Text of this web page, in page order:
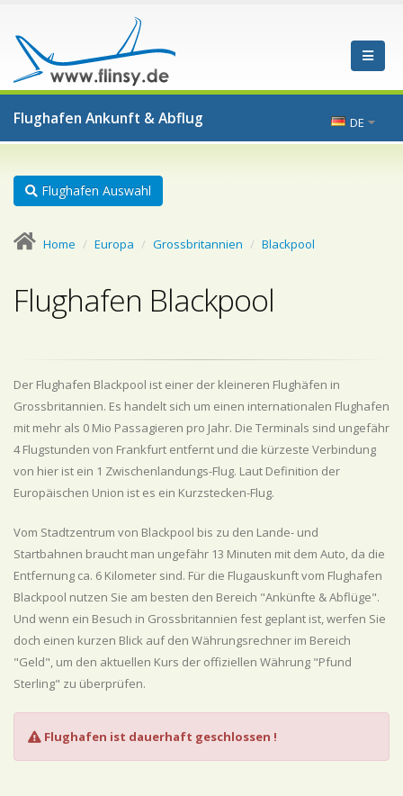
Flughafen Ankunft & Abflug DE
Flughafen Auswahl
Home Europa Grossbritannien Blackpool
Flughafen Blackpool
Der Flughafen Blackpool ist einer der kleineren Flughäfen in
Grossbritannien. Es handelt sich um einen internationalen Flughafen
mit mehr als 0 Mio Passagieren pro Jahr. Die Terminals sind ungefähr
4 Flugstunden von Frankfurt entfernt und die kürzeste Verbindung
von hier ist ein 1 Zwischenlandungs-Flug. Laut Definition der
Europäischen Union ist es ein Kurzstecken-Flug.
Vom Stadtzentrum von Blackpool bis zu den Lande- und
Startbahnen braucht man ungefähr 13 Minuten mit dem Auto, da die
Entfernung ca. 6 Kilometer sind. Für die Flugauskunft vom Flughafen
Blackpool nutzen Sie am besten den Bereich "Ankünfte & Abflüge".
Und wenn ein Besuch in Grossbritannien fest geplant ist, werfen Sie
doch einen kurzen Blick auf den Währungsrechner im Bereich
"Geld", um den aktuellen Kurs der offiziellen Währung "Pfund
Sterling" zu überprüfen.
Flughafen ist dauerhaft geschlossen !